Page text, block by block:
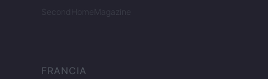
SecondHomeMagazine
FRANCIA